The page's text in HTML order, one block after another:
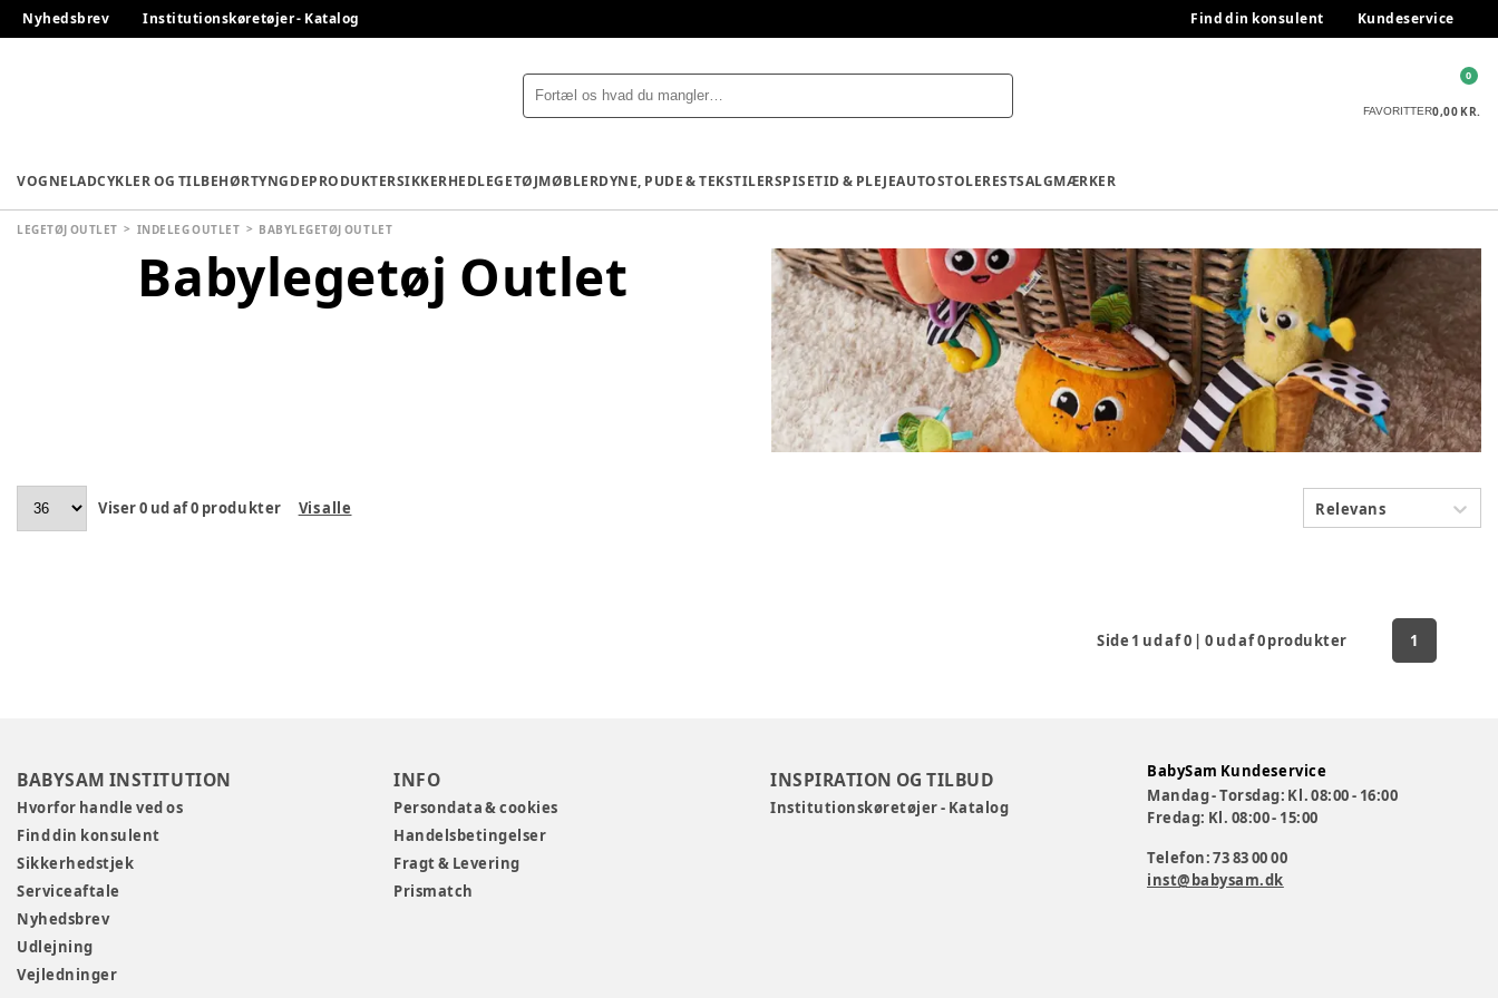
Nyhedsbrev Institutionskøretøjer - Katalog Find din konsulent Kundeservice
FAVORITTER0,00 KR.
0
VOGNELADCYKLER OG TILBEHØRTYNGDEPRODUKTERSIKKERHEDLEGETØJMØBLERDYNE, PUDE & TEKSTILERSPISETID & PLEJEAUTOSTOLERESTSALGMÆRKER
LEGETØJ OUTLET INDELEG OUTLET BABYLEGETØJ OUTLET
Babylegetøj Outlet
Viser0 ud af0 produkter Vis alle Relevans
Side 1 ud af0 |0 ud af0produkter 1
BABYSAM INSTITUTION
Hvorfor handle ved os
Find din konsulent
Sikkerhedstjek
Serviceaftale
Nyhedsbrev
Udlejning
Vejledninger
INFO
Persondata & cookies
Handelsbetingelser
Fragt & Levering
Prismatch
INSPIRATION OG TILBUD
Institutionskøretøjer - Katalog
BabySam Kundeservice
Mandag - Torsdag: Kl. 08:00 - 16:00
Fredag: Kl. 08:00 - 15:00
Telefon: 73 83 00 00
inst@babysam.dk